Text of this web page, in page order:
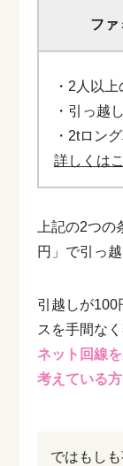
ファ
・2人以
・引っ越
・2tロン
詳しくは
上記の2つ
円」で引っ
引越しが100
スを手間な
ネット回線
考えている方
ではもし